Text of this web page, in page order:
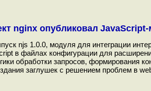
nginx опубликовал
njs 1.0.0, модуля для интеграции
в файлах конфигурации для
обработки запросов, формирования
заглушек с решением проблем в